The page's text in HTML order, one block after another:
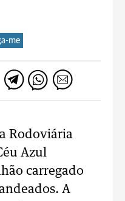
me
Rodoviária
Azul
carregado
A